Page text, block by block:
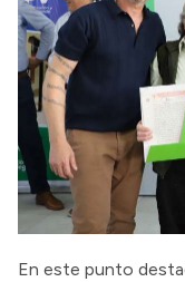
En este punto